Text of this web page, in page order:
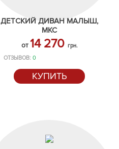
ДЕТСКИЙ ДИВАН МАЛЫШ,
МКС
от 14 270 грн.
ОТЗЫВОВ: 0
КУПИТЬ